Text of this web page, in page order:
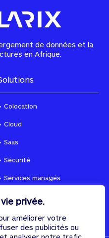
privée.
améliorer votre
des publicités ou
de données et la
en Afrique.
Colocation
Cloud
Saas
Sécurité
Services managés
Contactez-nous